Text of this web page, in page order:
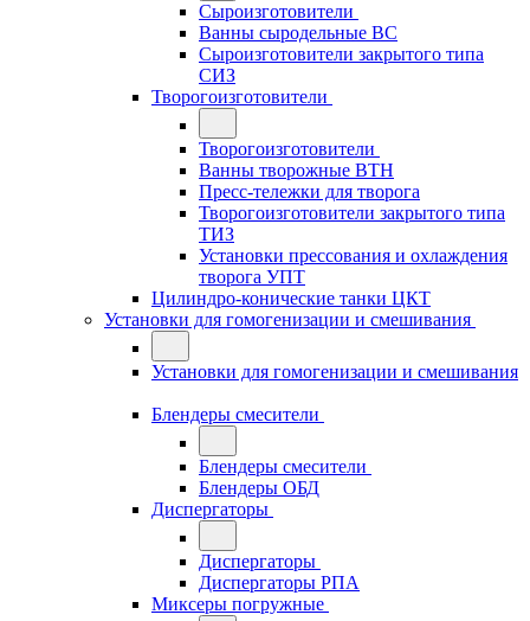
Сыроизготовители
Ванны сыродельные ВС
Сыроизготовители закрытого типа
СИЗ
Творогоизготовители
Творогоизготовители
Ванны творожные ВТН
Пресс-тележки для творога
Творогоизготовители закрытого типа
ТИЗ
Установки прессования и охлаждения
творога УПТ
Цилиндро-конические танки ЦКТ
Установки для гомогенизации и смешивания
Установки для гомогенизации и смешивания
Блендеры смесители
Блендеры смесители
Блендеры ОБД
Диспергаторы
Диспергаторы
Диспергаторы РПА
Миксеры погружные